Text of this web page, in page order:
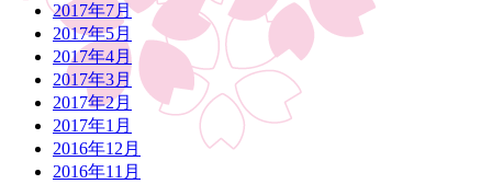
2017年7月
2017年5月
2017年4月
2017年3月
2017年2月
2017年1月
2016年12月
2016年11月